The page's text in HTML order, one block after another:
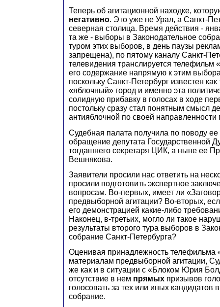
Теперь об агитационной находке,
негативно. Это уже не Урал, а Санкт-
северная столица. Время действия -
та же - выборы в Законодательное
туром этих выборов, в день паузы
запрещена), по пятому каналу Санкт-
телевидения транслируется телефильм
его содержание напрямую к этим
поскольку Санкт-Петербург известен
«яблочный» город и именно эта
солидную прибавку в голосах в ходе
постольку сразу стал понятным смысл
антияблочной по своей направленности
Судебная палата получила по поводу
обращение депутата
тогдашнего секретаря ЦИК, а ныне ее
Вешнякова.
Заявители просили нас ответить на
просили подготовить экспертное
вопросам. Во-первых, имеет ли
предвыборной агитации? Во-вторых,
его демонстрацией какие-либо
Наконец, в-третьих, могло ли такое
результаты второго тура выборов в
собрание Санкт-Петербурга?
Оценивая принадлежность телефильма
материалам предвыборной агитации,
же как и в ситуации с «Блоком Юрия
отсутствие в нем прямых призывов
голосовать за тех или иных кандидатов
собрание.